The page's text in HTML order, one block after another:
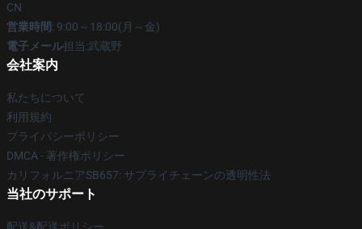
CN
営業時間: 9:00～18:00(月～金)
電子メール担当:武蔵野
会社案内
私たちについて
利用規約
プライバシーポリシー
DMCA - 著作権ポリシー
カリフォルニアSB657: サプライチェーンの透明性法
当社のサポート